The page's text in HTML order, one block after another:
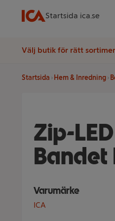
Startsida ica.se
Välj butik för rätt
Startsida Hem & Inredning
Zip-
Bandet
Varumärke
ICA